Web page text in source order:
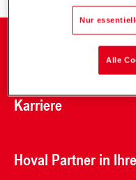
Karriere
Hoval Partner in
Nur
Alle